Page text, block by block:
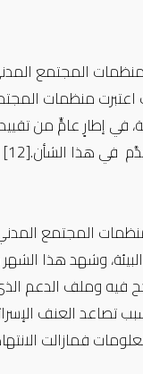
اعتبرت منظمات
في إطارٍ عامٍّ من
في هذا الشأن.[12]
المجتمع
وشهد هذا
فيه وملف الدعم
تصاعد العنف
فمازالت